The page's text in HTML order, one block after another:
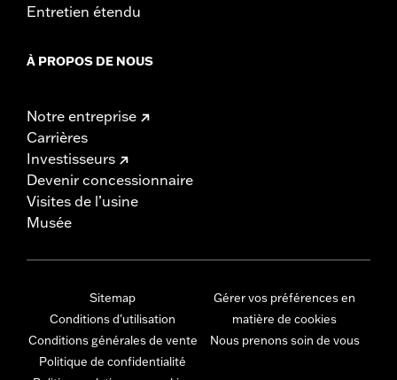
Entretien étendu
À PROPOS DE NOUS
Notre entreprise
Carrières
Investisseurs
Devenir concessionnaire
Visites de l’usine
Musée
Sitemap
Conditions d'utilisation
Conditions générales de vente
Politique de confidentialité
Gérer vos préférences en
matière de cookies
Nous prenons soin de vous